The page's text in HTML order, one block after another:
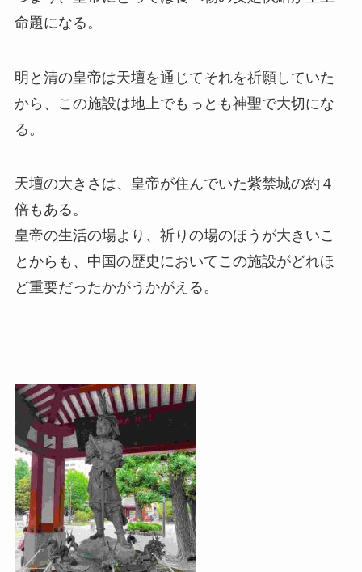
命題になる。
明と清の皇帝は天壇を通じてそれを祈願していた
から、この施設は地上でもっとも神聖で大切にな
る。
天壇の大きさは、皇帝が住んでいた紫禁城の約４
倍もある。
皇帝の生活の場より、祈りの場のほうが大きいこ
とからも、中国の歴史においてこの施設がどれほ
ど重要だったかがうかがえる。